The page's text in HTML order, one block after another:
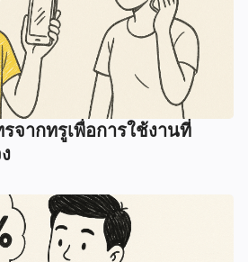
จากทรูเพื่อการใช้งานที่